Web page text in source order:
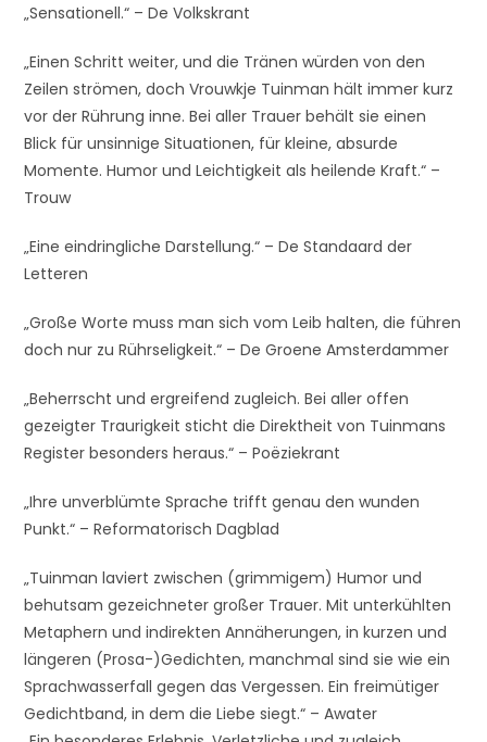
„Sensationell.“ – De Volkskrant
„Einen Schritt weiter, und die Tränen würden von den
Zeilen strömen, doch Vrouwkje Tuinman hält immer kurz
vor der Rührung inne. Bei aller Trauer behält sie einen
Blick für unsinnige Situationen, für kleine, absurde
Momente. Humor und Leichtigkeit als heilende Kraft.“ –
Trouw
„Eine eindringliche Darstellung.“ – De Standaard der
Letteren
„Große Worte muss man sich vom Leib halten, die führen
doch nur zu Rührseligkeit.“ – De Groene Amsterdammer
„Beherrscht und ergreifend zugleich. Bei aller offen
gezeigter Traurigkeit sticht die Direktheit von Tuinmans
Register besonders heraus.“ – Poëziekrant
„Ihre unverblümte Sprache trifft genau den wunden
Punkt.“ – Reformatorisch Dagblad
„Tuinman laviert zwischen (grimmigem) Humor und
behutsam gezeichneter großer Trauer. Mit unterkühlten
Metaphern und indirekten Annäherungen, in kurzen und
längeren (Prosa-)Gedichten, manchmal sind sie wie ein
Sprachwasserfall gegen das Vergessen. Ein freimütiger
Gedichtband, in dem die Liebe siegt.“ – Awater